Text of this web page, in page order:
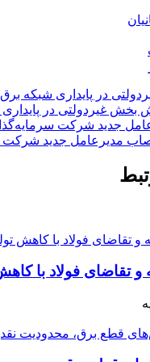
بخش غیردولتی در
مدیرعامل جدید
و تقاضای فولاد با